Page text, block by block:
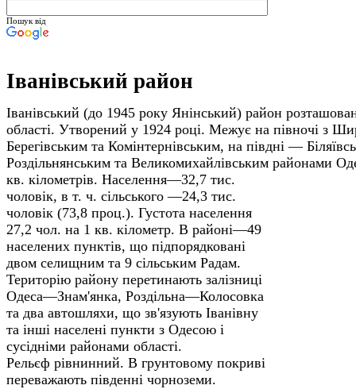
Пошук від
Іванівський район
Іванівський (до 1945 року Янінський) район
області. Утворений у 1924 році. Межує на півночі з
Берегівським та Комінтернівським, на півдні —
Роздільнянським та Великомихайлівським районами
кв. кілометрів. Населення—32,7 тис.
чоловік, в т. ч. сільського —24,3 тис.
чоловік (73,8 проц.). Густота населення
27,2 чол. на 1 кв. кілометр. В районі—49
населених пунктів, що підпорядковані
двом селищним та 9 сільським Радам.
Територію району перетинають залізниці
Одеса—Знам'янка, Роздільна—Колосовка
та два автошляхи, що зв'язують Іванівну
та інші населені пункти з Одесою і
сусідніми районами області.
Рельєф рівнинний. В грунтовому покриві
переважають південні чорноземи.